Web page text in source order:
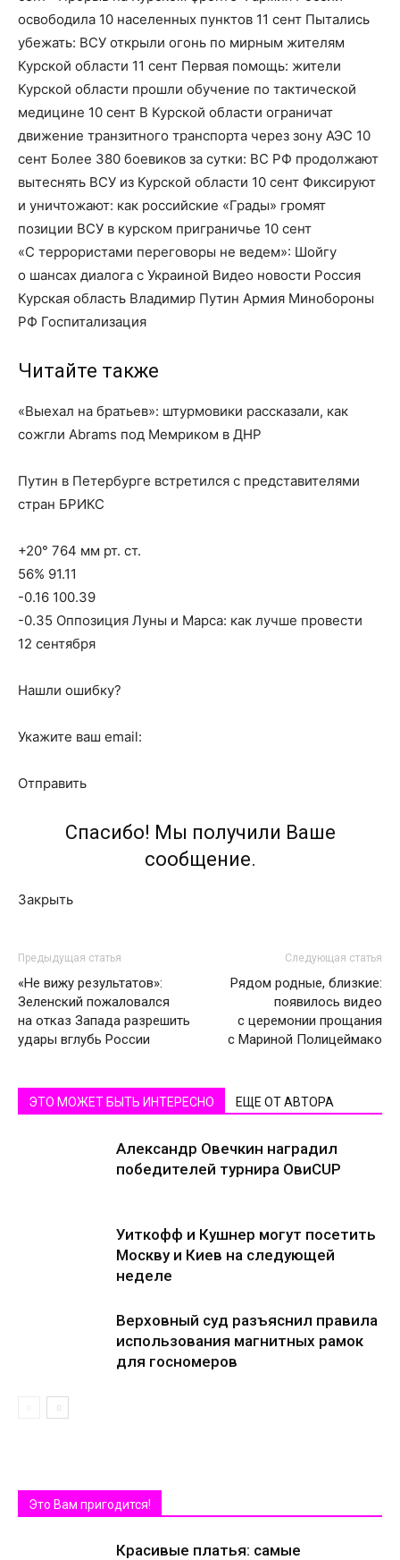
освободила 10 населенных пунктов 11 сент Пытались
убежать: ВСУ открыли огонь по мирным жителям
Курской области 11 сент Первая помощь: жители
Курской области прошли обучение по тактической
медицине 10 сент В Курской области ограничат
движение транзитного транспорта через зону АЭС 10
сент Более 380 боевиков за сутки: ВС РФ продолжают
вытеснять ВСУ из Курской области 10 сент Фиксируют
и уничтожают: как российские «Грады» громят
позиции ВСУ в курском приграничье 10 сент
«С террористами переговоры не ведем»: Шойгу
о шансах диалога с Украиной Видео новости Россия
Курская область Владимир Путин Армия Минобороны
РФ Госпитализация
Читайте также
«Выехал на братьев»: штурмовики рассказали, как
сожгли Abrams под Мемриком в ДНР
Путин в Петербурге встретился с представителями
стран БРИКС
+20° 764 мм рт. ст.
56% 91.11
-0.16 100.39
-0.35 Оппозиция Луны и Марса: как лучше провести
12 сентября
Нашли ошибку?
Укажите ваш email:
Отправить
Спасибо! Мы получили Ваше
сообщение.
Закрыть
Предыдущая статья
«Не вижу результатов»:
Зеленский пожаловался
на отказ Запада разрешить
удары вглубь России
Следующая статья
Рядом родные, близкие:
появилось видео
с церемонии прощания
с Мариной Полицеймако
ЭТО МОЖЕТ БЫТЬ ИНТЕРЕСНО ЕЩЕ ОТ АВТОРА
Александр Овечкин наградил
победителей турнира ОвиCUP
Уиткофф и Кушнер могут посетить
Москву и Киев на следующей
неделе
Верховный суд разъяснил правила
использования магнитных рамок
для госномеров
Это Вам пригодится!
Красивые платья: самые